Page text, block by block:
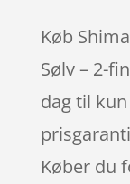
Køb
Sølv – 2-
dag til
Køber du